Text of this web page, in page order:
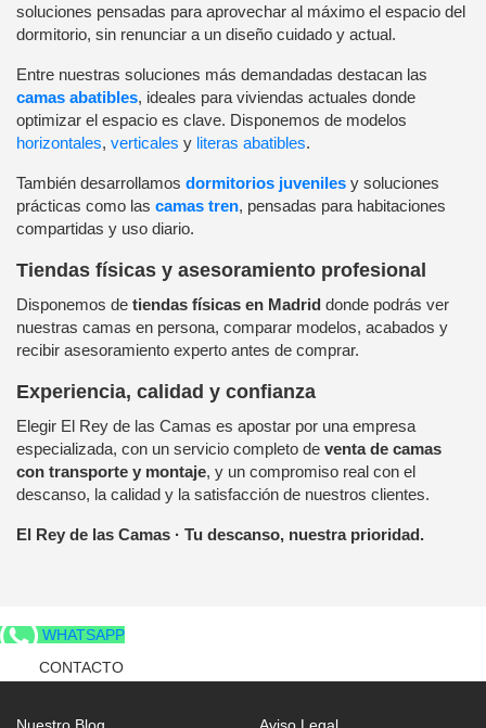
soluciones pensadas para aprovechar al máximo el espacio del
dormitorio, sin renunciar a un diseño cuidado y actual.
Entre nuestras soluciones más demandadas destacan las
camas abatibles, ideales para viviendas actuales donde
optimizar el espacio es clave. Disponemos de modelos
horizontales, verticales y literas abatibles.
También desarrollamos dormitorios juveniles y soluciones
prácticas como las camas tren, pensadas para habitaciones
compartidas y uso diario.
Tiendas físicas y asesoramiento profesional
Disponemos de tiendas físicas en Madrid donde podrás ver
nuestras camas en persona, comparar modelos, acabados y
recibir asesoramiento experto antes de comprar.
Experiencia, calidad y confianza
Elegir El Rey de las Camas es apostar por una empresa
especializada, con un servicio completo de venta de camas
con transporte y montaje, y un compromiso real con el
descanso, la calidad y la satisfacción de nuestros clientes.
El Rey de las Camas · Tu descanso, nuestra prioridad.
WHATSAPP
CONTACTO
Nuestro Blog Aviso Legal